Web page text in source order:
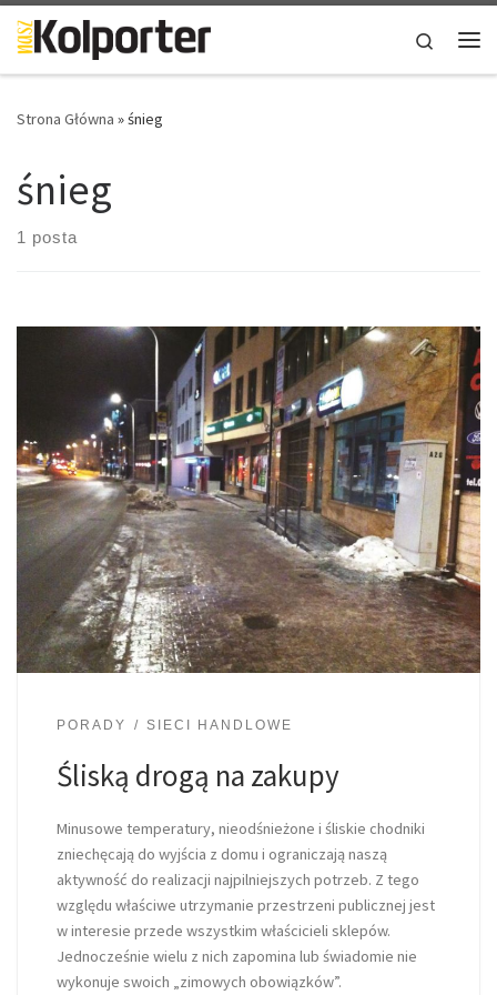
Skip to content
Search
Strona Główna »śnieg
śnieg
1 posta
PORADY SIECI HANDLOWE
Śliską drogą na zakupy
Minusowe temperatury, nieodśnieżone i śliskie chodniki
zniechęcają do wyjścia z domu i ograniczają naszą
aktywność do realizacji najpilniejszych potrzeb. Z tego
względu właściwe utrzymanie przestrzeni publicznej jest
w interesie przede wszystkim właścicieli sklepów.
Jednocześnie wielu z nich zapomina lub świadomie nie
wykonuje swoich „zimowych obowiązków”.